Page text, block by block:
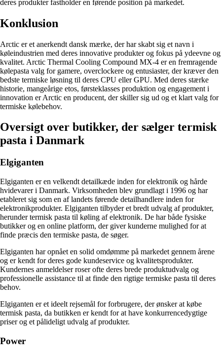
deres produkter fastholder en førende position på markedet.
Konklusion
Arctic er et anerkendt dansk mærke, der har skabt sig et navn i
køleindustrien med deres innovative produkter og fokus på ydeevne og
kvalitet. Arctic Thermal Cooling Compound MX-4 er en fremragende
kølepasta valg for gamere, overclockere og entusiaster, der kræver den
bedste termiske løsning til deres CPU eller GPU. Med deres stærke
historie, mangeårige etos, førsteklasses produktion og engagement i
innovation er Arctic en producent, der skiller sig ud og et klart valg for
termiske kølebehov.
Oversigt over butikker, der sælger termisk
pasta i Danmark
Elgiganten
Elgiganten er en velkendt detailkæde inden for elektronik og hårde
hvidevarer i Danmark. Virksomheden blev grundlagt i 1996 og har
etableret sig som en af landets førende detailhandlere inden for
elektronikprodukter. Elgiganten tilbyder et bredt udvalg af produkter,
herunder termisk pasta til køling af elektronik. De har både fysiske
butikker og en online platform, der giver kunderne mulighed for at
finde præcis den termiske pasta, de søger.
Elgiganten har opnået en solid omdømme på markedet gennem årene
og er kendt for deres gode kundeservice og kvalitetsprodukter.
Kundernes anmeldelser roser ofte deres brede produktudvalg og
professionelle assistance til at finde den rigtige termiske pasta til deres
behov.
Elgiganten er et ideelt rejsemål for forbrugere, der ønsker at købe
termisk pasta, da butikken er kendt for at have konkurrencedygtige
priser og et pålideligt udvalg af produkter.
Power